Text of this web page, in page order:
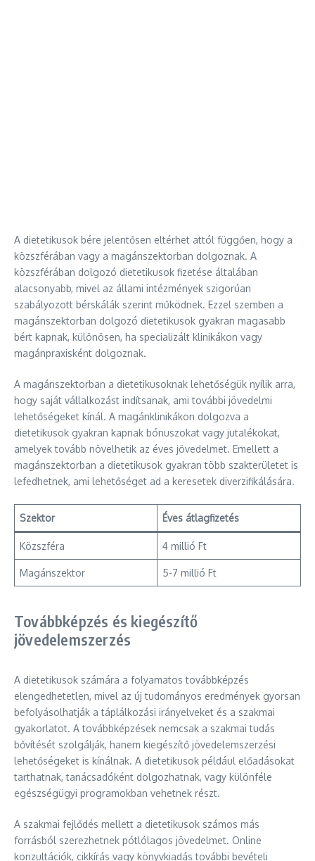
A dietetikusok bére jelentősen eltérhet attól függően, hogy a
közszférában vagy a magánszektorban dolgoznak. A
közszférában dolgozó dietetikusok fizetése általában
alacsonyabb, mivel az állami intézmények szigorúan
szabályozott bérskálák szerint működnek. Ezzel szemben a
magánszektorban dolgozó dietetikusok gyakran magasabb
bért kapnak, különösen, ha specializált klinikákon vagy
magánpraxisként dolgoznak.
A magánszektorban a dietetikusoknak lehetőségük nyílik arra,
hogy saját vállalkozást indítsanak, ami további jövedelmi
lehetőségeket kínál. A magánklinikákon dolgozva a
dietetikusok gyakran kapnak bónuszokat vagy jutalékokat,
amelyek tovább növelhetik az éves jövedelmet. Emellett a
magánszektorban a dietetikusok gyakran több szakterületet is
lefedhetnek, ami lehetőséget ad a keresetek diverzifikálására.
Szektor Éves átlagfizetés
Közszféra 4 millió Ft
Magánszektor 5-7 millió Ft
Továbbképzés és kiegészítő
jövedelemszerzés
A dietetikusok számára a folyamatos továbbképzés
elengedhetetlen, mivel az új tudományos eredmények gyorsan
befolyásolhatják a táplálkozási irányelveket és a szakmai
gyakorlatot. A továbbképzések nemcsak a szakmai tudás
bővítését szolgálják, hanem kiegészítő jövedelemszerzési
lehetőségeket is kínálnak. A dietetikusok például előadásokat
tarthatnak, tanácsadóként dolgozhatnak, vagy különféle
egészségügyi programokban vehetnek részt.
A szakmai fejlődés mellett a dietetikusok számos más
forrásból szerezhetnek pótlólagos jövedelmet. Online
konzultációk, cikkírás vagy könyvkiadás további bevételi